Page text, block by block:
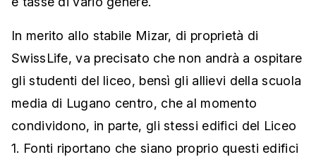
In merito allo stabile Mizar, di proprietà di
SwissLife, va precisato che non andrà a ospitare
gli studenti del liceo, bensì gli allievi della scuola
media di Lugano centro, che al momento
condividono, in parte, gli stessi edifici del Liceo
1. Fonti riportano che siano proprio questi edifici